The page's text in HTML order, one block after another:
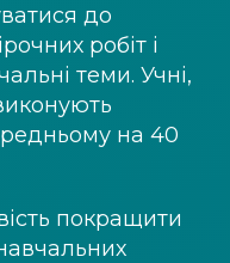
до
робіт і
теми. Учні,
на 40
покращити